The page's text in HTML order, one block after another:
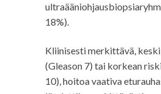
18%).
Kliinisesti merkittävä,
(Gleason 7) tai korkean
10), hoitoa vaativa